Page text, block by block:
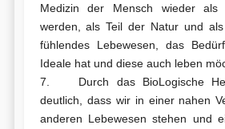
Medizin der Mensch wieder als
werden, als Teil der Natur und
fühlendes Lebewesen, das
Ideale hat und diese auch leben
7. Durch das BioLogische
deutlich, dass wir in einer nahen
anderen Lebewesen stehen und